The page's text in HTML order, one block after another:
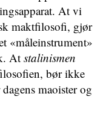
At vi
maktfilosofi, gjør
«måleinstrument»
At stalinismen
bør ikke
maoister og